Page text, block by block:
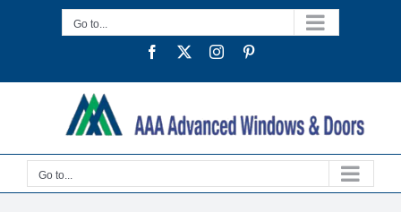
Go to...
Facebook
TwitterInstagram
Go to...